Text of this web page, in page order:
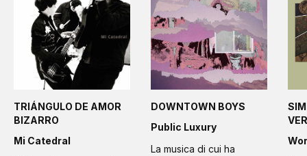
TRIÁNGULO DE AMOR
BIZARRO
Mi Catedral
DOWNTOWN BOYS
Public Luxury
La musica di cui ha